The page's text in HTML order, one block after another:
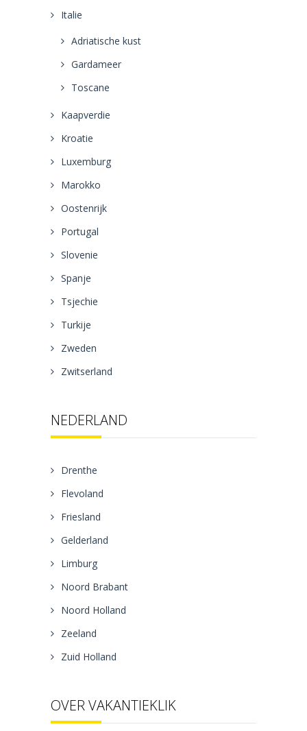
Italie
Adriatische kust
Gardameer
Toscane
Kaapverdie
Kroatie
Luxemburg
Marokko
Oostenrijk
Portugal
Slovenie
Spanje
Tsjechie
Turkije
Zweden
Zwitserland
NEDERLAND
Drenthe
Flevoland
Friesland
Gelderland
Limburg
Noord Brabant
Noord Holland
Zeeland
Zuid Holland
OVER VAKANTIEKLIK